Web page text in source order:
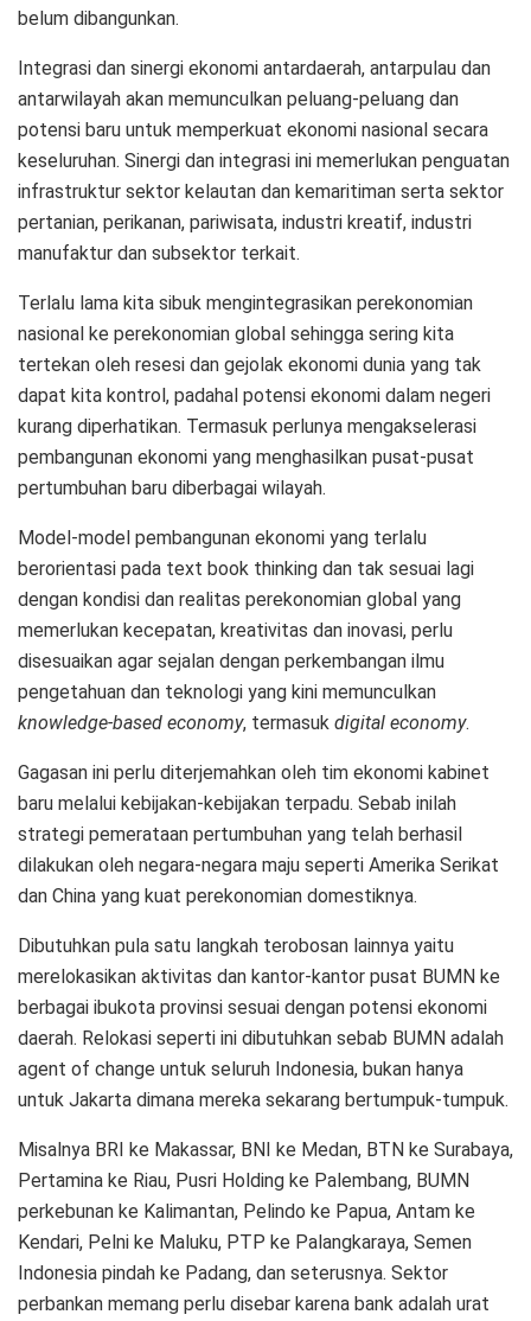
belum dibangunkan.
Integrasi dan sinergi ekonomi antardaerah, antarpulau dan
antarwilayah akan memunculkan peluang-peluang dan
potensi baru untuk memperkuat ekonomi nasional secara
keseluruhan. Sinergi dan integrasi ini memerlukan penguatan
infrastruktur sektor kelautan dan kemaritiman serta sektor
pertanian, perikanan, pariwisata, industri kreatif, industri
manufaktur dan subsektor terkait.
Terlalu lama kita sibuk mengintegrasikan perekonomian
nasional ke perekonomian global sehingga sering kita
tertekan oleh resesi dan gejolak ekonomi dunia yang tak
dapat kita kontrol, padahal potensi ekonomi dalam negeri
kurang diperhatikan. Termasuk perlunya mengakselerasi
pembangunan ekonomi yang menghasilkan pusat-pusat
pertumbuhan baru diberbagai wilayah.
Model-model pembangunan ekonomi yang terlalu
berorientasi pada text book thinking dan tak sesuai lagi
dengan kondisi dan realitas perekonomian global yang
memerlukan kecepatan, kreativitas dan inovasi, perlu
disesuaikan agar sejalan dengan perkembangan ilmu
pengetahuan dan teknologi yang kini memunculkan
knowledge-based economy, termasuk digital economy.
Gagasan ini perlu diterjemahkan oleh tim ekonomi kabinet
baru melalui kebijakan-kebijakan terpadu. Sebab inilah
strategi pemerataan pertumbuhan yang telah berhasil
dilakukan oleh negara-negara maju seperti Amerika Serikat
dan China yang kuat perekonomian domestiknya.
Dibutuhkan pula satu langkah terobosan lainnya yaitu
merelokasikan aktivitas dan kantor-kantor pusat BUMN ke
berbagai ibukota provinsi sesuai dengan potensi ekonomi
daerah. Relokasi seperti ini dibutuhkan sebab BUMN adalah
agent of change untuk seluruh Indonesia, bukan hanya
untuk Jakarta dimana mereka sekarang bertumpuk-tumpuk.
Misalnya BRI ke Makassar, BNI ke Medan, BTN ke Surabaya,
Pertamina ke Riau, Pusri Holding ke Palembang, BUMN
perkebunan ke Kalimantan, Pelindo ke Papua, Antam ke
Kendari, Pelni ke Maluku, PTP ke Palangkaraya, Semen
Indonesia pindah ke Padang, dan seterusnya. Sektor
perbankan memang perlu disebar karena bank adalah urat